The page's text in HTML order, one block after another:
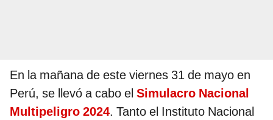
En la mañana de este viernes 31 de mayo en
Perú, se llevó a cabo el Simulacro Nacional
Multipeligro 2024. Tanto el Instituto Nacional